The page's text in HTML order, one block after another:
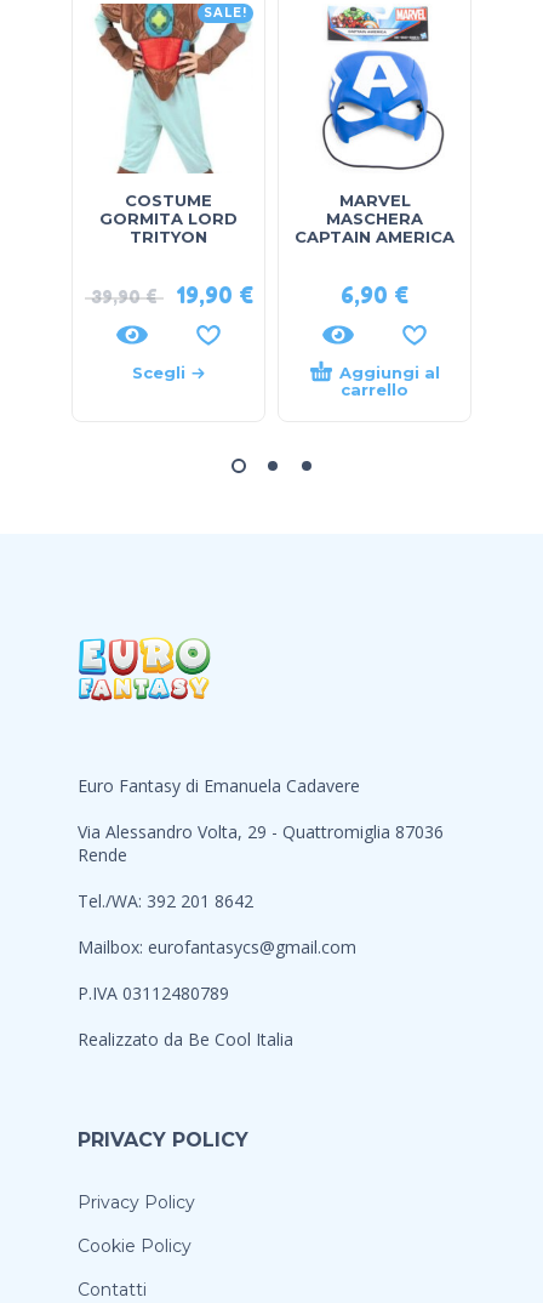
SALE!
COSTUME
GORMITA LORD
TRITYON
39,90€ 19,90 €
Scegli
MARVEL
MASCHERA
CAPTAIN AMERICA
6,90 €
Aggiungi al
carrello
Euro Fantasy di Emanuela Cadavere
Via Alessandro Volta, 29 - Quattromiglia 87036
Rende
Tel./WA: 392 201 8642
Mailbox: eurofantasycs@gmail.com
P.IVA 03112480789
Realizzato da Be Cool Italia
PRIVACY POLICY
Privacy Policy
Cookie Policy
Contatti